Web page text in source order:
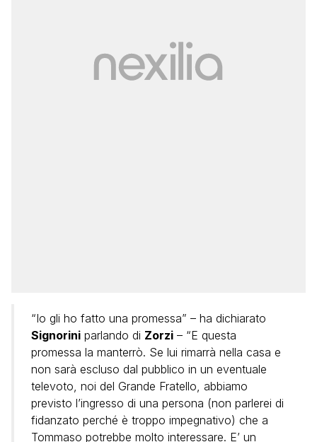
“Io gli ho fatto una promessa” – ha dichiarato
Signorini parlando di Zorzi – “E questa
promessa la manterrò. Se lui rimarrà nella casa e
non sarà escluso dal pubblico in un eventuale
televoto, noi del Grande Fratello, abbiamo
previsto l’ingresso di una persona (non parlerei di
fidanzato perché è troppo impegnativo) che a
Tommaso potrebbe molto interessare. E’ un